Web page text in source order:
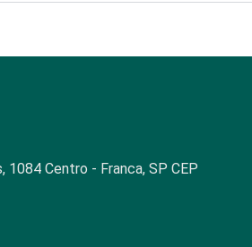
1084 Centro - Franca, SP CEP